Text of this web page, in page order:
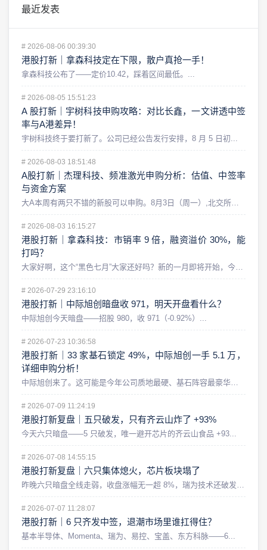
最近发表
# 2026-08-06 00:39:30
港股打新｜拿森科技定在下限，散户真抢一手！
拿森科技公布了——定价10.42，踩着区间最低。...
# 2026-08-05 15:51:23
A 股打新｜宇树科技申购攻略：对比长鑫，一文讲透中签
率与A港差异！
宇树科技终于要打新了。公司已经公告发行安排，8 月 5 日初...
# 2026-08-03 18:51:48
A股打新｜杰理科技、频准激光申购分析：估值、中签率
与资金方案
大A本周有两只不错的新股可以申购。8月3日（周一）,北交所的...
# 2026-08-03 16:15:27
港股打新｜拿森科技：市销率 9 倍，融资溢价 30%，能
打吗？
大家好啊，这个“黑色七月”大家还好吗？新的一月即将开始，今天...
# 2026-07-29 23:16:10
港股打新｜中际旭创暗盘收 971，明天开盘看什么？
中际旭创今天暗盘——招股 980，收 971（-0.92%）...
# 2026-07-23 10:36:58
港股打新｜33 家基石锁定 49%，中际旭创一手 5.1 万，
详细申购分析！
中际旭创来了。这可能是今年公司质地最硬、基石阵容最豪华，同时...
# 2026-07-09 11:24:19
港股打新复盘｜五只破发，只有齐云山炸了 +93%
今天六只暗盘——5 只破发，唯一避开芯片的齐云山食品 +93...
# 2026-07-08 14:55:15
港股打新复盘｜六只集体熄火，芯片板块塌了
昨晚六只暗盘全线走弱，收盘涨幅无一超 8%，瑞为技术还破发了...
# 2026-07-07 11:28:07
港股打新｜6 只齐发中签，退潮市场里谁扛得住？
基本半导体、Momenta、瑞为、易控、宝盖、东方科脉——6...